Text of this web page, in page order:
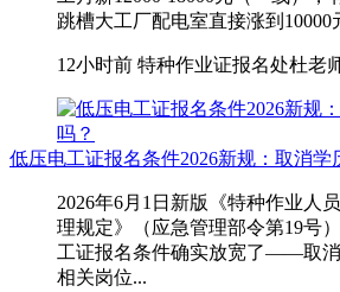
跳槽大工厂配电室直接涨到10000
12小时前 特种作业证报名处杜老
低压电工证报名条件2026新规：取消学
2026年6月1日新版《特种作业人
理规定》（应急管理部令第19号
工证报名条件确实放宽了——取
相关岗位...